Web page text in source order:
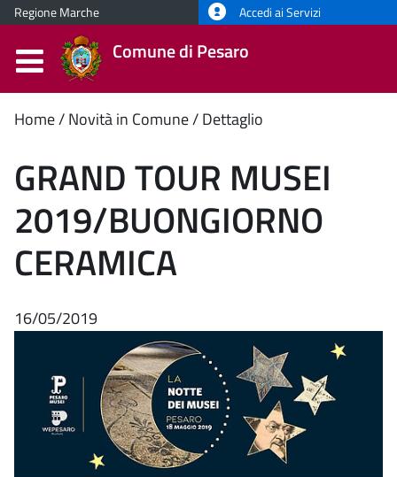
Regione Marche Accedi ai Servizi
Comune di Pesaro
Contenuto
principale
Home Novità in Comune Dettaglio
GRAND TOUR MUSEI
2019/BUONGIORNO
CERAMICA
16/05/2019